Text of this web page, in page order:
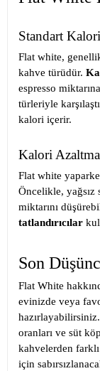
Standart
Flat white,
kahve türüdür.
espresso
türleriyle
kalori içerir.
Kalori
Flat white
Öncelikle,
miktarını
tatlandırıcılar
Son
Flat White
evinizde veya
oranları ve süt
kahvelerden
için